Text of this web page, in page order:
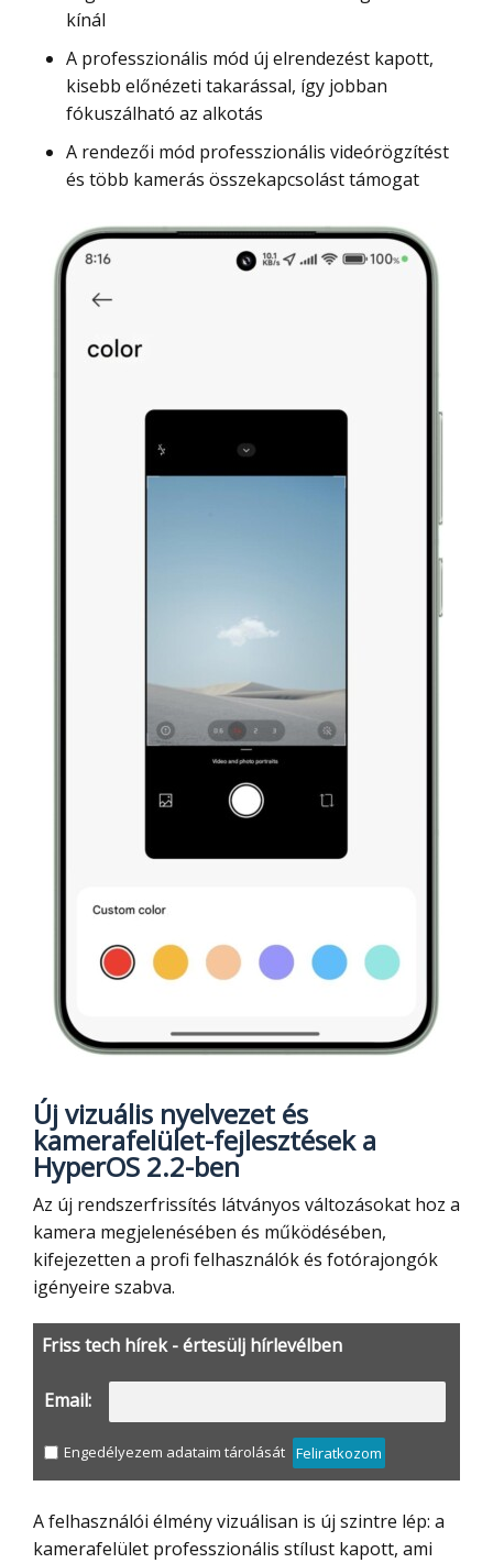
kínál
A professzionális mód új elrendezést kapott,
kisebb előnézeti takarással, így jobban
fókuszálható az alkotás
A rendezői mód professzionális videórögzítést
és több kamerás összekapcsolást támogat
Új vizuális nyelvezet és
kamerafelület-fejlesztések a
HyperOS 2.2-ben
Az új rendszerfrissítés látványos változásokat hoz a
kamera megjelenésében és működésében,
kifejezetten a profi felhasználók és fotórajongók
igényeire szabva.
Friss tech hírek - értesülj hírlevélben
Email:
Engedélyezem adataim tárolását Feliratkozom
A felhasználói élmény vizuálisan is új szintre lép: a
kamerafelület professzionális stílust kapott, ami